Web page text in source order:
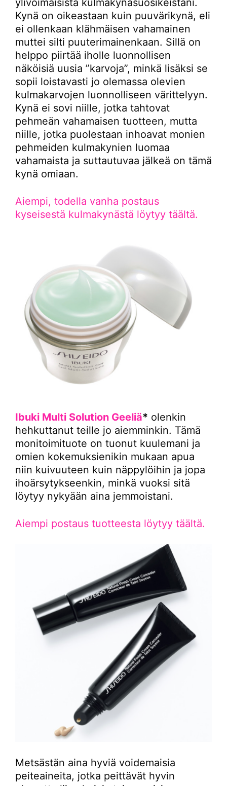
ylivoimaisista kulmakynäsuosikeistani.
Kynä on oikeastaan kuin puuvärikynä, eli
ei ollenkaan klähmäisen vahamainen
muttei silti puuterimainenkaan. Sillä on
helppo piirtää iholle luonnollisen
näköisiä uusia ”karvoja”, minkä lisäksi se
sopii loistavasti jo olemassa olevien
kulmakarvojen luonnolliseen värittelyyn.
Kynä ei sovi niille, jotka tahtovat
pehmeän vahamaisen tuotteen, mutta
niille, jotka puolestaan inhoavat monien
pehmeiden kulmakynien luomaa
vahamaista ja suttautuvaa jälkeä on tämä
kynä omiaan.
Aiempi, todella vanha postaus
kyseisestä kulmakynästä löytyy täältä.
Ibuki Multi Solution Geeliä* olenkin
hehkuttanut teille jo aiemminkin. Tämä
monitoimituote on tuonut kuulemani ja
omien kokemuksienikin mukaan apua
niin kuivuuteen kuin näppylöihin ja jopa
ihoärsytykseenkin, minkä vuoksi sitä
löytyy nykyään aina jemmoistani.
Aiempi postaus tuotteesta löytyy täältä.
Metsästän aina hyviä voidemaisia
peiteaineita, jotka peittävät hyvin